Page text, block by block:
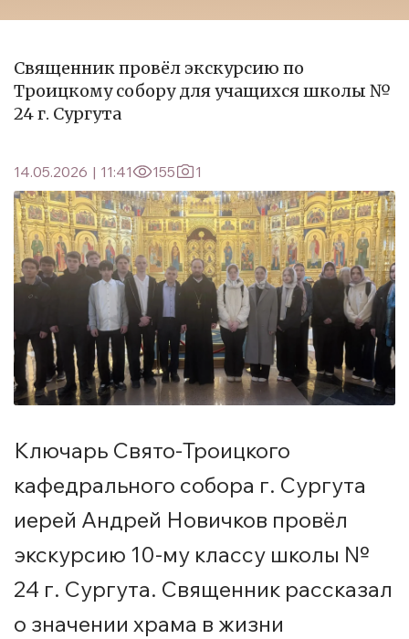
Священник провёл экскурсию по
Троицкому собору для учащихся школы №
24 г. Сургута
14.05.2026 | 11:41 155 1
Ключарь Свято-Троицкого
кафедрального собора г. Сургута
иерей Андрей Новичков провёл
экскурсию 10-му классу школы №
24 г. Сургута. Священник рассказал
о значении храма в жизни